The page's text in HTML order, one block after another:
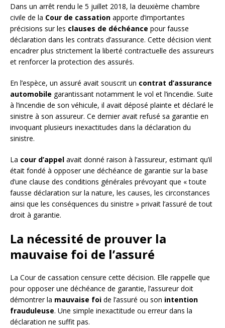
Dans un arrêt rendu le 5 juillet 2018, la deuxième chambre
civile de la Cour de cassation apporte d’importantes
précisions sur les clauses de déchéance pour fausse
déclaration dans les contrats d’assurance. Cette décision vient
encadrer plus strictement la liberté contractuelle des assureurs
et renforcer la protection des assurés.
En l’espèce, un assuré avait souscrit un contrat d’assurance
automobile garantissant notamment le vol et l’incendie. Suite
à l’incendie de son véhicule, il avait déposé plainte et déclaré le
sinistre à son assureur. Ce dernier avait refusé sa garantie en
invoquant plusieurs inexactitudes dans la déclaration du
sinistre.
La cour d’appel avait donné raison à l’assureur, estimant qu’il
était fondé à opposer une déchéance de garantie sur la base
d’une clause des conditions générales prévoyant que « toute
fausse déclaration sur la nature, les causes, les circonstances
ainsi que les conséquences du sinistre » privait l’assuré de tout
droit à garantie.
La nécessité de prouver la
mauvaise foi de l’assuré
La Cour de cassation censure cette décision. Elle rappelle que
pour opposer une déchéance de garantie, l’assureur doit
démontrer la mauvaise foi de l’assuré ou son intention
frauduleuse. Une simple inexactitude ou erreur dans la
déclaration ne suffit pas.